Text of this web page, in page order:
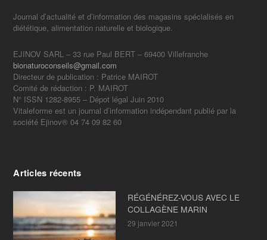
Journal d’actualité et d’information des magasins spécialisés en
diététique, alimentation naturelle et biologique.
EJINOV SARL – 33 rue Paul BERT – 69400 Villefranche
bionaturoconseils@gmail.com
Directeur de publication : Patrice MAIROT
Comité de rédaction : P. MAIROT
N° ISSN 1282-8955 – Dépot légal Juin 2010
Vitaleforme est un journal d’information indépendant publié par la
société Ejinov® 04 74 09 82 60
Articles récents
RÉGÉNÉREZ-VOUS AVEC LE
COLLAGÈNE MARIN
29 janvier 2021